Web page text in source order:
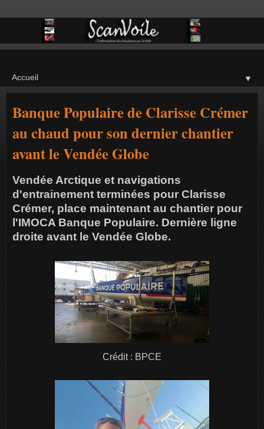
▼
Banque Populaire de Clarisse Crémer
au chaud pour son dernier chantier
avant le Vendée Globe
Vendée Arctique et navigations
d'entrainement terminées pour Clarisse
Crémer, place maintenant au chantier pour
l'IMOCA Banque Populaire. Dernière ligne
droite avant le Vendée Globe.
Crédit : BPCE